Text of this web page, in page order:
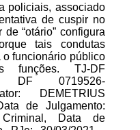
policiais, associado
de cuspir no
“otário” configura
tais condutas
o funcionário público
funções. TJ-DF
DF 0719526-
DEMETRIUS
de Julgamento:
Data de